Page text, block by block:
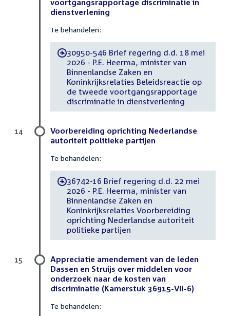
voortgangsrapportage discriminatie in
dienstverlening
Te behandelen:
-30950-546 Brief regering d.d. 18 mei
2026 - P.E. Heerma, minister van
Binnenlandse Zaken en
Koninkrijksrelaties Beleidsreactie op
de tweede voortgangsrapportage
discriminatie in dienstverlening
Voorbereiding oprichting Nederlandse
autoriteit politieke partijen
Te behandelen:
-36742-16 Brief regering d.d. 22 mei
2026 - P.E. Heerma, minister van
Binnenlandse Zaken en
Koninkrijksrelaties Voorbereiding
oprichting Nederlandse autoriteit
politieke partijen
14
Appreciatie amendement van de leden
Dassen en Struijs over middelen voor
onderzoek naar de kosten van
discriminatie (Kamerstuk 36915-VII-6)
Te behandelen:
15